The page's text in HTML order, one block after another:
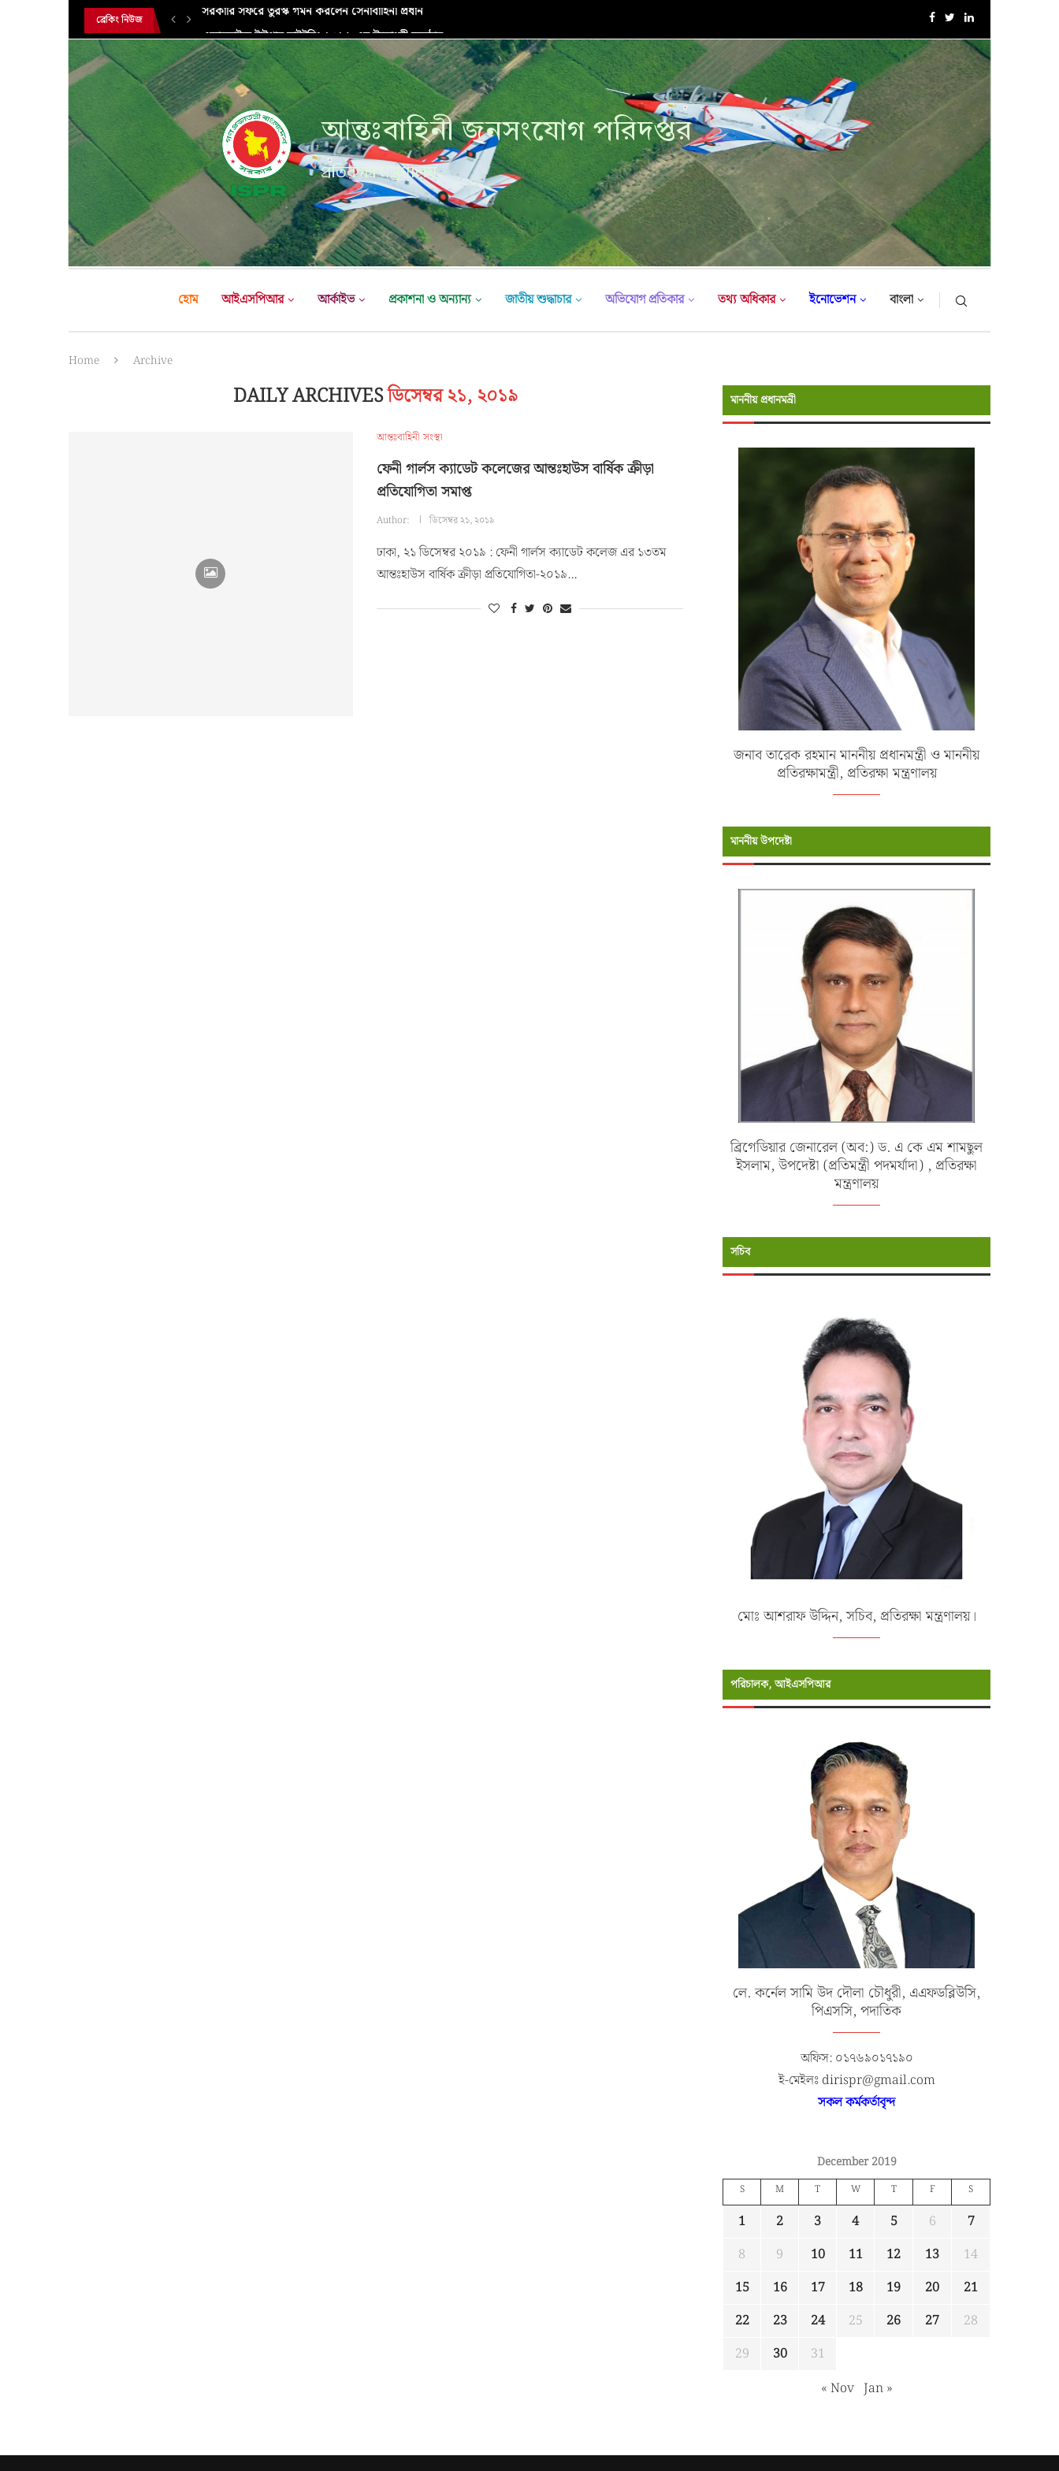
ব্রেকিং নিউজ এক্সারসাইজ টাইগার লাইটনিং-২০২৬ এর উদ্বোধনী অনুষ্ঠান ১৮-তম নৌবাহিনী প্রধান হিসেবে নিয়োগ পেলেন রিয়ার এডমিরাল...
আন্তঃবাহিনী জনসংযোগ পরিদপ্তর
প্রতিরক্ষা মন্ত্রণালয়
হোম আইএসপিআর আর্কাইভ প্রকাশনা ও অন্যান্য জাতীয় শুদ্ধাচার অভিযোগ প্রতিকার তথ্য অধিকার ইনোভেশন বাংলা
Home Archive
DAILY ARCHIVESডিসেম্বর ২১, ২০১৯
আন্তঃবাহিনী সংস্থা
ফেনী গার্লস ক্যাডেট কলেজের আন্তঃহাউস বার্ষিক ক্রীড়া
প্রতিযোগিতা সমাপ্ত
Author: ডিসেম্বর ২১, ২০১৯
ঢাকা, ২১ ডিসেম্বর ২০১৯ : ফেনী গার্লস ক্যাডেট কলেজ এর ১৩তম
আন্তঃহাউস বার্ষিক ক্রীড়া প্রতিযোগিতা-২০১৯…
মাননীয় প্রধানমন্রী
জনাব তারেক রহমান মাননীয় প্রধানমন্ত্রী ও মাননীয়
প্রতিরক্ষামন্ত্রী, প্রতিরক্ষা মন্ত্রণালয়
মাননীয় উপদেষ্টা
ব্রিগেডিয়ার জেনারেল (অব:) ড. এ কে এম শামছুল
ইসলাম, উপদেষ্টা (প্রতিমন্ত্রী পদমর্যাদা) , প্রতিরক্ষা
মন্ত্রণালয়
সচিব
মোঃ আশরাফ উদ্দিন, সচিব, প্রতিরক্ষা মন্ত্রণালয়।
পরিচালক, আইএসপিআর
লে. কর্নেল সামি উদ দৌলা চৌধুরী, এএফডব্লিউসি,
পিএসসি, পদাতিক
অফিস: ০১৭৬৯০১৭১৯০
ই-মেইলঃ dirispr@gmail.com
সকল কর্মকর্তাবৃন্দ
December 2019
S M T W T F S
1 2 3 4 5 6
7
8
9 10 11 12 13
14
15
16 17 18 19 20
21
22
23 24 25 26 27
28
29
30
31
« Nov Jan »